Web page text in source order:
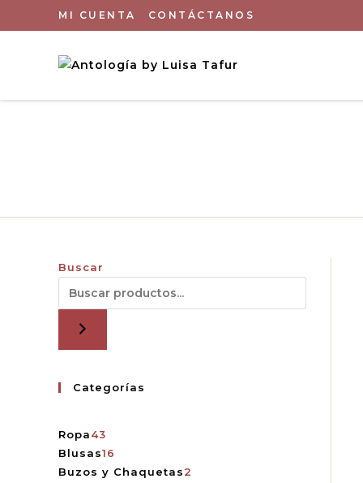
MI CUENTA CONTÁCTANOS
Buscar
Categorías
Ropa43
Blusas16
Buzos y Chaquetas2